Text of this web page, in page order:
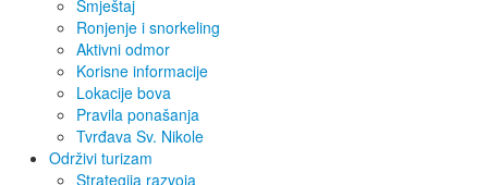
Smještaj
Ronjenje i snorkeling
Aktivni odmor
Korisne informacije
Lokacije bova
Pravila ponašanja
Tvrđava Sv. Nikole
Održivi turizam
Strategija razvoja